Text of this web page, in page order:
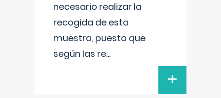
necesario realizar la
recogida de esta
muestra, puesto que
según las re...
+